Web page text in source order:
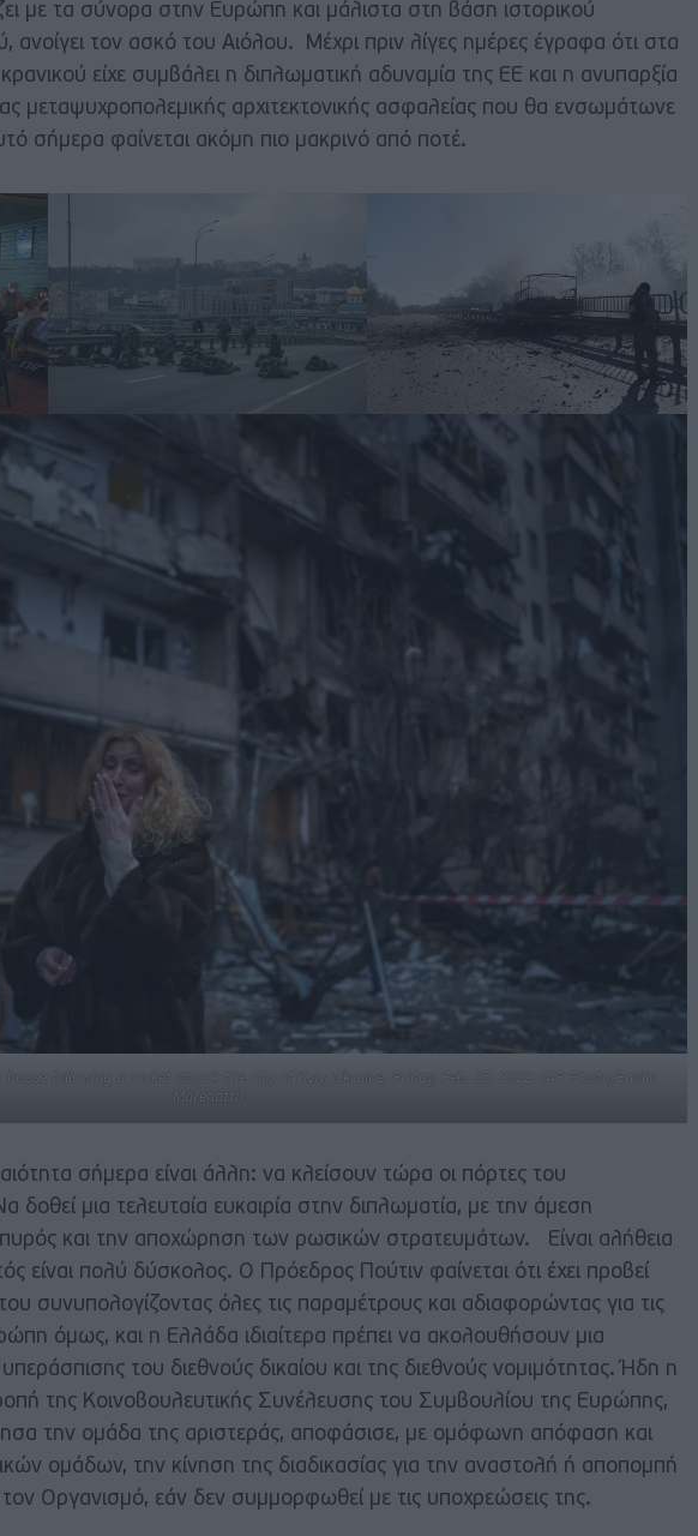
με τα σύνορα στην Ευρώπη και μάλιστα στη βάση ιστορικού
ανοίγει τον ασκό του Αιόλου. Μέχρι πριν λίγες ημέρες έγραφα ότι στα
είχε συμβάλει η διπλωματική αδυναμία της ΕΕ και η ανυπαρξία
μεταψυχροπολεμικής αρχιτεκτονικής ασφαλείας που θα ενσωμάτωνε
σήμερα φαίνεται ακόμη πιο μακρινό από ποτέ.
house following a rocket attack the city of Kyiv, Ukraine, Friday, Feb. 25, 2022. (AP Photo/Emilio
Morenatti)
σήμερα είναι άλλη: να κλείσουν τώρα οι πόρτες του
δοθεί μια τελευταία ευκαιρία στην διπλωματία, με την άμεση
και την αποχώρηση των ρωσικών στρατευμάτων. Είναι αλήθεια
είναι πολύ δύσκολος. Ο Πρόεδρος Πούτιν φαίνεται ότι έχει προβεί
συνυπολογίζοντας όλες τις παραμέτρους και αδιαφορώντας για τις
όμως, και η Ελλάδα ιδιαίτερα πρέπει να ακολουθήσουν μια
του διεθνούς δικαίου και της διεθνούς νομιμότητας. Ήδη η
της Κοινοβουλευτικής Συνέλευσης του Συμβουλίου της Ευρώπης,
την ομάδα της αριστεράς, αποφάσισε, με ομόφωνη απόφαση και
ομάδων, την κίνηση της διαδικασίας για την αναστολή ή αποπομπή
Οργανισμό, εάν δεν συμμορφωθεί με τις υποχρεώσεις της.